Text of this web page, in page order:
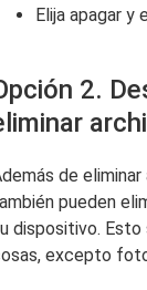
Elija apagar y
2.
de
pueden
dispositivo.
excepto